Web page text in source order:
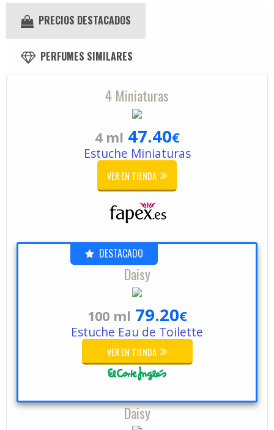
PRECIOS DESTACADOS
PERFUMES SIMILARES
4 Miniaturas
4 ml 47.40€
Estuche Miniaturas
VER EN TIENDA
DESTACADO
Daisy
100 ml 79.20€
Estuche Eau de Toilette
VER EN TIENDA
Daisy